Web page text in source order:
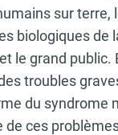
sur
biologiques de
le grand public.
troubles
du
ces